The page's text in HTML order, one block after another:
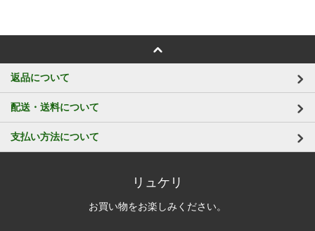
返品について
配送・送料について
支払い方法について
リュケリ
お買い物をお楽しみください。